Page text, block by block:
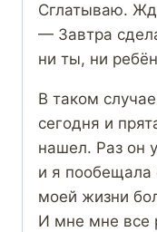
Сглатываю.
— Завтра
ни ты, ни
В таком
сегодня и
нашел. Раз он
и я пообещала
моей жизни
И мне мне все